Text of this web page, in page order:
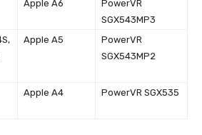
Apple A6
PowerVR
SGX543MP3
Apple A5
PowerVR
SGX543MP2
Apple A4 PowerVR SGX535